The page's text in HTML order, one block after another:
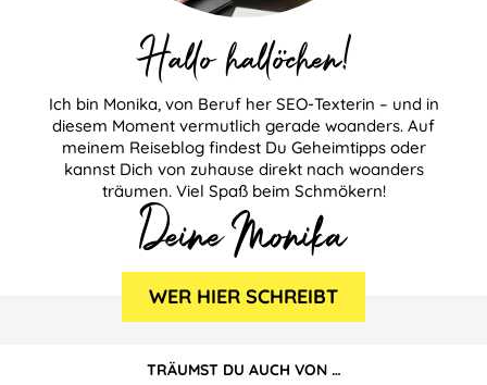
Hallo hallöchen!
Ich bin Monika, von Beruf her SEO-Texterin – und in
diesem Moment vermutlich gerade woanders. Auf
meinem Reiseblog findest Du Geheimtipps oder
kannst Dich von zuhause direkt nach woanders
träumen. Viel Spaß beim Schmökern!
TRÄUMST DU AUCH VON …